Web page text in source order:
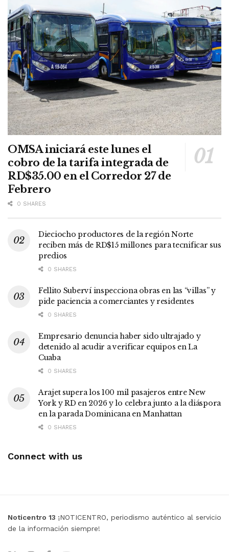
OMSA iniciará este lunes el
cobro de la tarifa integrada de
RD$35.00 en el Corredor 27 de
Febrero
0 SHARES
Dieciocho productores de la región Norte
reciben más de RD$15 millones para tecnificar sus
predios
0 SHARES
Fellito Suberví inspecciona obras en las “villas” y
pide paciencia a comerciantes y residentes
0 SHARES
Empresario denuncia haber sido ultrajado y
detenido al acudir a verificar equipos en La
Cuaba
0 SHARES
Arajet supera los 100 mil pasajeros entre New
York y RD en 2026 y lo celebra junto a la diáspora
en la parada Dominicana en Manhattan
0 SHARES
Connect with us
Noticentro 13 ¡NOTICENTRO, periodismo auténtico al servicio
de la información siempre!